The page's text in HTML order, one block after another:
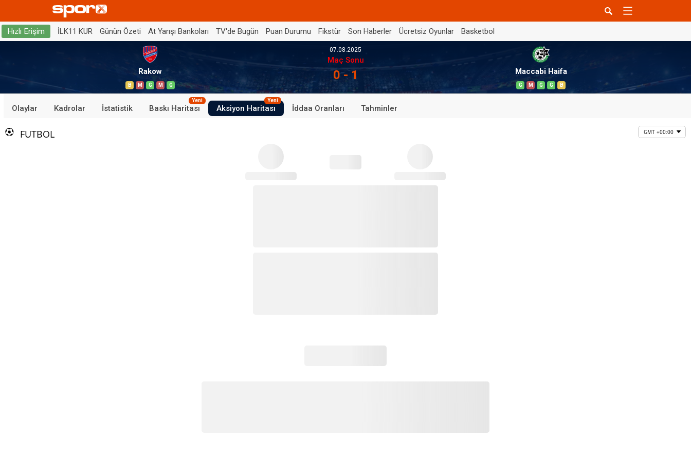
Hızlı Erişim İLK11 KUR Günün Özeti At Yarışı Bankoları TV'de Bugün Puan Durumu Fikstür Son Haberler Ücretsiz Oyunlar Basketbol
Rakow
B M G M G
07.08.2025
Maç Sonu
0 - 1 Maccabi Haifa
G M G G B
Olaylar Kadrolar İstatistik Baskı Haritası
Yeni
Aksiyon Haritası
Yeni
İddaa Oranları Tahminler
FUTBOL GMT +00:00